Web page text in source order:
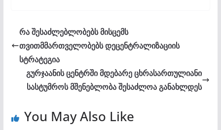
რა შესაძლებლობებს მისცემს
თვითმმართველობებს დეცენტრალიზაციის
სტრატეგია
გურჯაანის ცენტრში მდებარე ცხრასართულიანი
სასტუმროს მშენებლობა შესაძლოა განახლდეს
You May Also Like